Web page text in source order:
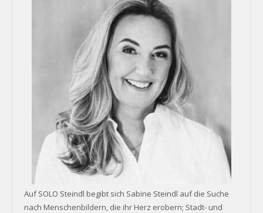
Auf SOLO Steindl begibt sich Sabine Steindl auf die Suche
nach Menschenbildern, die ihr Herz erobern; Stadt- und